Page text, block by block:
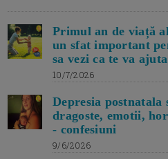
Primul an de viață
un sfat important
sa vezi ca te va ajuta
10/7/2026
Depresia
dragoste, emotii,
- confesiuni
9/6/2026